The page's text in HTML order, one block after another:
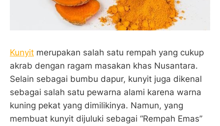
Kunyit merupakan salah satu rempah yang cukup
akrab dengan ragam masakan khas Nusantara.
Selain sebagai bumbu dapur, kunyit juga dikenal
sebagai salah satu pewarna alami karena warna
kuning pekat yang dimilikinya. Namun, yang
membuat kunyit dijuluki sebagai “Rempah Emas”